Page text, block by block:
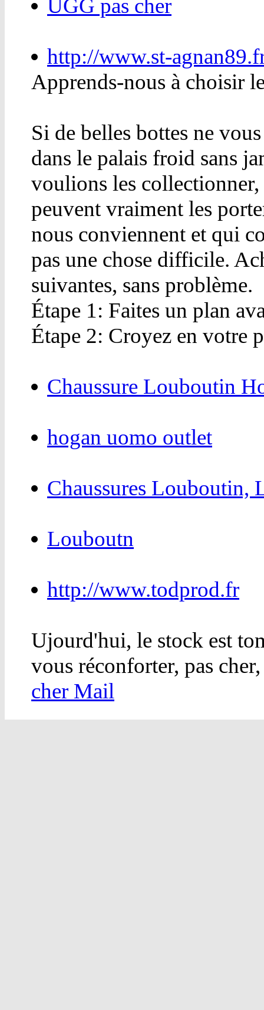
UGG pas cher
http://www.st-
Apprends-nous à choisir
Si de belles bottes ne
dans le palais froid sans
voulions les collectionner,
peuvent vraiment les
nous conviennent et qui
pas une chose difficile.
suivantes, sans problème.
Étape 1: Faites un plan
Étape 2: Croyez en votre
Chaussure Louboutin
hogan uomo outlet
Chaussures Louboutin,
Louboutn
http://www.todprod.fr
Ujourd'hui, le stock est
vous réconforter, pas
cher Mail